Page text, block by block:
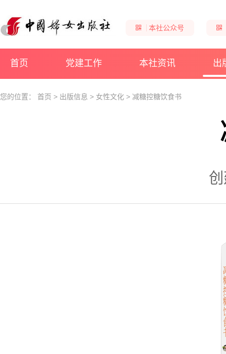
本社公众号
首页 党建工作 本社资讯 出
您的位置： 首页 > 出版信息 > 女性文化 > 减糖控糖饮食书